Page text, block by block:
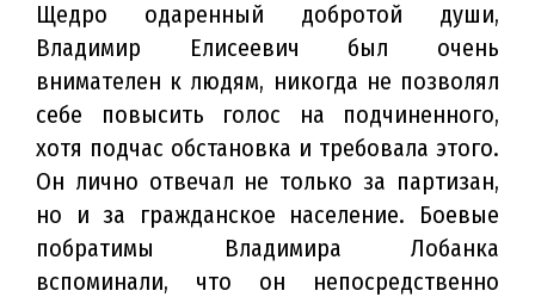
Щедро одаренный добротой души,
Владимир Елисеевич был очень
внимателен к людям, никогда не позволял
себе повысить голос на подчиненного,
хотя подчас обстановка и требовала этого.
Он лично отвечал не только за партизан,
но и за гражданское население. Боевые
побратимы Владимира Лобанка
вспоминали, что он непосредственно